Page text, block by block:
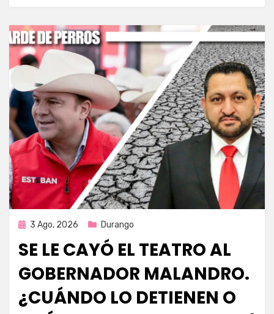
Publicada
3 Ago, 2026 Durango
SE LE CAYÓ EL TEATRO AL
GOBERNADOR MALANDRO.
¿CUÁNDO LO DETIENEN O